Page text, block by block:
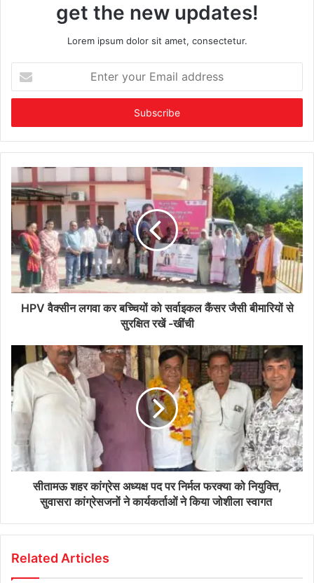
get the new updates!
Lorem ipsum dolor sit amet, consectetur.
your
Email
HPV वैक्सीन लगवा कर बच्चियों को सर्वाइकल कैंसर जैसी बीमारियों से
सुरक्षित रखें -खींची
सीतामऊ शहर कांग्रेस अध्यक्ष पद पर निर्मल फरक्या को नियुक्ति,
सुवासरा कांग्रेसजनों ने कार्यकर्ताओं ने किया जोशीला स्वागत
Related Articles